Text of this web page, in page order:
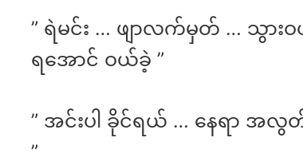
” ရဲမင်း … ဖျာလက်မှတ် … သွာ
ရအောင် ဝယ်ခဲ့ ”
” အင်းပါ ခိုင်ရယ် … နေရာ အလွ
”